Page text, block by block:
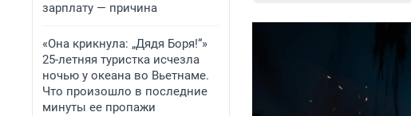
зарплату — причина
«Она крикнула: „Дядя Боря!“»
25-летняя туристка исчезла
ночью у океана во Вьетнаме.
Что произошло в последние
минуты ее пропажи